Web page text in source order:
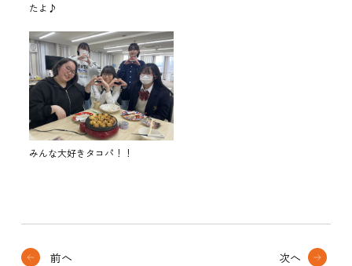
たよ♪
みんな大好きタコパ！！
前へ 次へ